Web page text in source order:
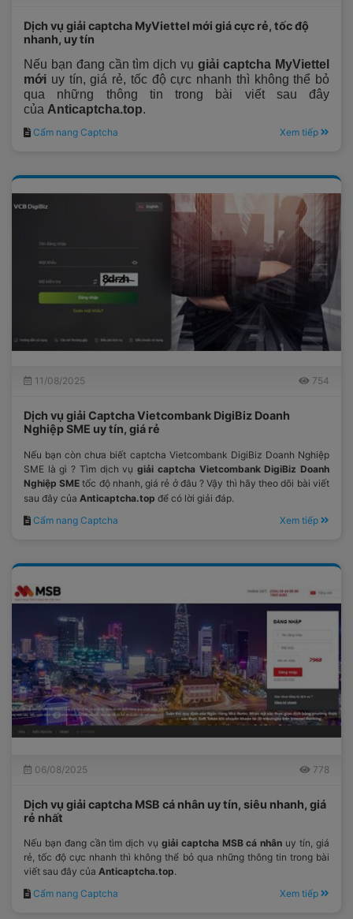
Dịch vụ giải captcha MyViettel mới giá cực rẻ, tốc độ
nhanh, uy tín
Nếu bạn đang cần tìm dịch vụ giải captcha MyViettel
mới uy tín, giá rẻ, tốc độ cực nhanh thì không thể bỏ
qua những thông tin trong bài viết sau đây
của Anticaptcha.top.
Cẩm nang Captcha Xem tiếp
11/08/2025 754
Dịch vụ giải Captcha Vietcombank DigiBiz Doanh
Nghiệp SME uy tín, giá rẻ
Nếu bạn còn chưa biết captcha Vietcombank DigiBiz Doanh Nghiệp
SME là gì ? Tìm dịch vụ giải captcha Vietcombank DigiBiz Doanh
Nghiệp SME tốc độ nhanh, giá rẻ ở đâu ? Vậy thì hãy theo dõi bài viết
sau đây của Anticaptcha.top để có lời giải đáp.
Cẩm nang Captcha
Xem tiếp
06/08/2025 778
Dịch vụ giải captcha MSB cá nhân uy tín, siêu nhanh, giá
rẻ nhất
Nếu bạn đang cần tìm dịch vụ giải captcha MSB cá nhân uy tín, giá
rẻ, tốc độ cực nhanh thì không thể bỏ qua những thông tin trong bài
viết sau đây của Anticaptcha.top.
Cẩm nang Captcha
Xem tiếp